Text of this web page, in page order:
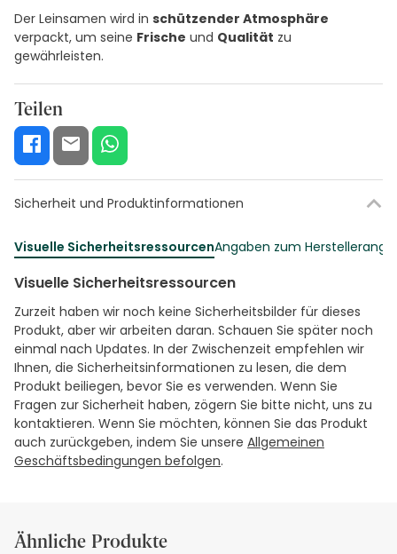
Der Leinsamen wird in schützender Atmosphäre
verpackt, um seine Frische und Qualität zu
gewährleisten.
Teilen
Sicherheit und Produktinformationen
Visuelle SicherheitsressourcenAngaben zum
Visuelle Sicherheitsressourcen
Zurzeit haben wir noch keine Sicherheitsbilder für dieses
Produkt, aber wir arbeiten daran. Schauen Sie später noch
einmal nach Updates. In der Zwischenzeit empfehlen wir
Ihnen, die Sicherheitsinformationen zu lesen, die dem
Produkt beiliegen, bevor Sie es verwenden. Wenn Sie
Fragen zur Sicherheit haben, zögern Sie bitte nicht, uns zu
kontaktieren. Wenn Sie möchten, können Sie das Produkt
auch zurückgeben, indem Sie unsere Allgemeinen
Geschäftsbedingungen befolgen.
Ähnliche Produkte